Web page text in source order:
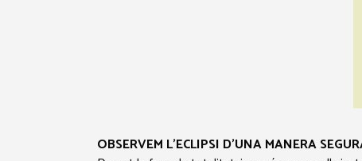
OBSERVEM L’ECLIPSI D’UNA MANERA